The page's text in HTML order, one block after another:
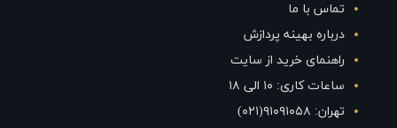
تماس با ما
درباره بهینه پردازش
راهنمای خرید از سایت
ساعات کاری: ۱۰ الی ۱۸
تهران: ۹۱۰۹۱۰۵۸(۰۲۱)